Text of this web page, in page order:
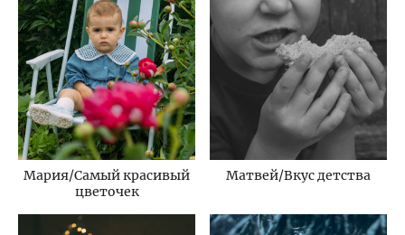
Мария/Самый красивый
цветочек
Матвей/Вкус детства